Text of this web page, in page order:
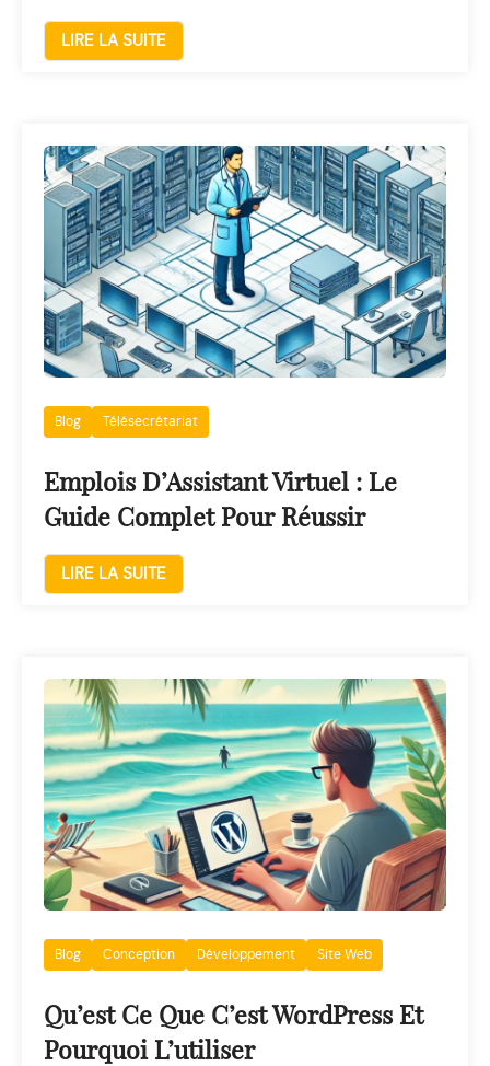
LIRE LA SUITE
Blog Télésecrétariat
Emplois D’Assistant Virtuel : Le
Guide Complet Pour Réussir
LIRE LA SUITE
Blog Conception Développement Site Web
Qu’est Ce Que C’est WordPress Et
Pourquoi L’utiliser